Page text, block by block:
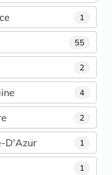
1
55
2
4
2
1
D'Azur
1